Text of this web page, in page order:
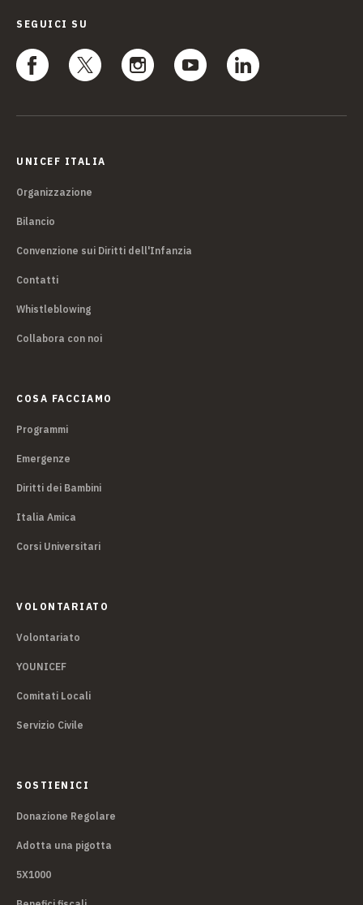
SEGUICI SU
UNICEF ITALIA
Organizzazione
Bilancio
Convenzione sui Diritti dell'Infanzia
Contatti
Whistleblowing
Collabora con noi
COSA FACCIAMO
Programmi
Emergenze
Diritti dei Bambini
Italia Amica
Corsi Universitari
VOLONTARIATO
Volontariato
YOUNICEF
Comitati Locali
Servizio Civile
SOSTIENICI
Donazione Regolare
Adotta una pigotta
5X1000